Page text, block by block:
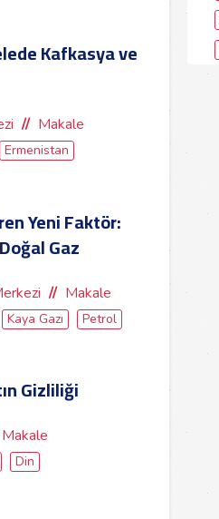
Kafkasya ve
Makale
Ermenistan
Yeni Faktör:
Gaz
Makale
Kaya Gazı
Petrol
Gizliliği
Makale
Din